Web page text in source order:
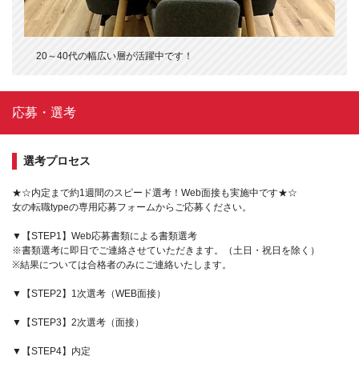
20～40代の幅広い層が活躍中です！
応募・選考
選考プロセス
★☆内定まで約1週間のスピード選考！Web面接も実施中です★☆
女の転職typeの専用応募フォームからご応募ください。
▼【STEP1】Web応募書類による書類選考
※書類選考に即日でご連絡させていただきます。（土日・祝日を除く）
※結果については合格者のみにご連絡いたします。
▼【STEP2】1次選考（WEB面接）
▼【STEP3】2次選考（面接）
▼【STEP4】内定